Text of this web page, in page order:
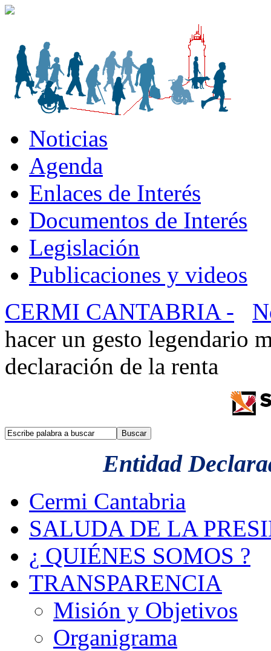
Noticias
Agenda
Enlaces de Interés
Documentos de Interés
Legislación
Publicaciones y videos
CERMI CANTABRIA -
hacer un gesto legendario
declaración de la renta
Entidad
Cermi Cantabria
SALUDA DE LA
¿ QUIÉNES SOMOS ?
TRANSPARENCIA
Misión y Objetivos
Organigrama